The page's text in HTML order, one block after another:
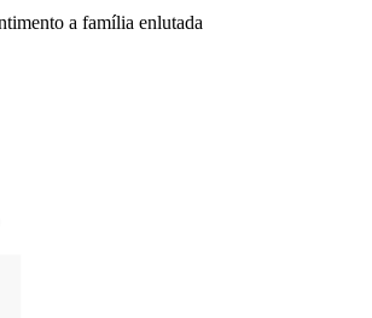
a família enlutada